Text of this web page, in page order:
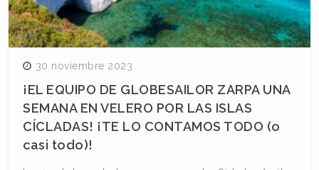
30 noviembre 2023
¡EL EQUIPO DE GLOBESAILOR ZARPA UNA
SEMANA EN VELERO POR LAS ISLAS
CÍCLADAS! ¡TE LO CONTAMOS TODO (o
casi todo)!